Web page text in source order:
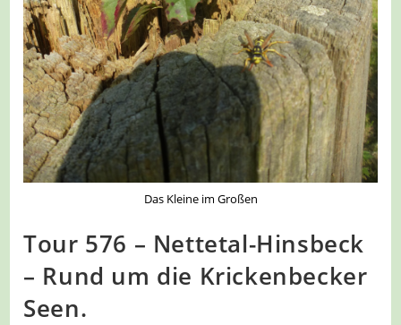
Das Kleine im Großen
Tour 576 – Nettetal-Hinsbeck
– Rund um die Krickenbecker
Seen.